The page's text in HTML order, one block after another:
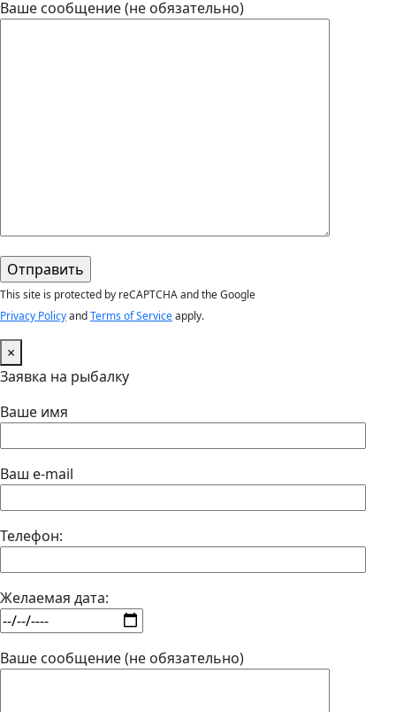
Ваше сообщение (не обязательно)
This site is protected by reCAPTCHA and the Google
Privacy PolicyandTerms of Serviceapply.
×
Заявка на рыбалку
Ваше имя
Ваш e-mail
Телефон:
Желаемая дата:
Ваше сообщение (не обязательно)